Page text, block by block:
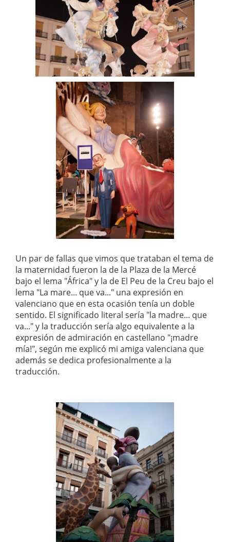
Un par de fallas que vimos que trataban el tema de
la maternidad fueron la de la Plaza de la Mercé
bajo el lema "África" y la de El Peu de la Creu bajo el
lema "La mare... que va..." una expresión en
valenciano que en esta ocasión tenía un doble
sentido. El significado literal sería "la madre... que
va..." y la traducción sería algo equivalente a la
expresión de admiración en castellano "¡madre
mía!", según me explicó mi amiga valenciana que
además se dedica profesionalmente a la
traducción.